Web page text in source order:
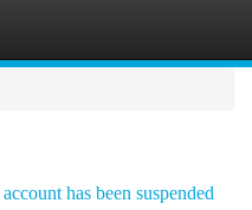
has been suspended